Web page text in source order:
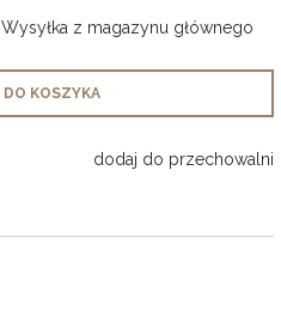
Wysyłka z magazynu głównego
DO KOSZYKA
dodaj do przechowalni